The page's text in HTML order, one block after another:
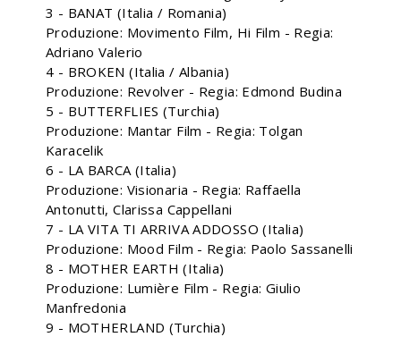
3 - BANAT (Italia / Romania)
Produzione: Movimento Film, Hi Film - Regia:
Adriano Valerio
4 - BROKEN (Italia / Albania)
Produzione: Revolver - Regia: Edmond Budina
5 - BUTTERFLIES (Turchia)
Produzione: Mantar Film - Regia: Tolgan
Karacelik
6 - LA BARCA (Italia)
Produzione: Visionaria - Regia: Raffaella
Antonutti, Clarissa Cappellani
7 - LA VITA TI ARRIVA ADDOSSO (Italia)
Produzione: Mood Film - Regia: Paolo Sassanelli
8 - MOTHER EARTH (Italia)
Produzione: Lumière Film - Regia: Giulio
Manfredonia
9 - MOTHERLAND (Turchia)